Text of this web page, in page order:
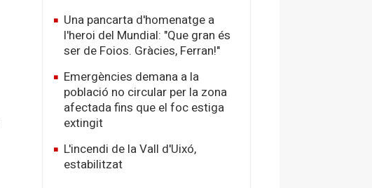
Una pancarta d'homenatge a
l'heroi del Mundial: "Que gran és
ser de Foios. Gràcies, Ferran!"
Emergències demana a la
població no circular per la zona
afectada fins que el foc estiga
extingit
L'incendi de la Vall d'Uixó,
estabilitzat